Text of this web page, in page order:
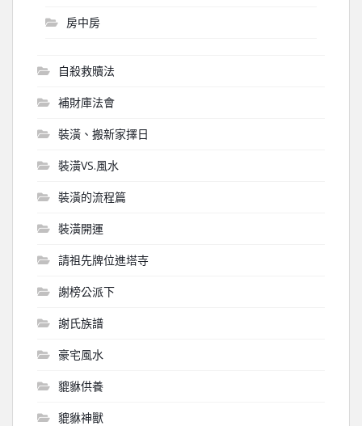
房中房
自殺救贖法
補財庫法會
裝潢、搬新家擇日
裝潢VS.風水
裝潢的流程篇
裝潢開運
請祖先牌位進塔寺
謝榜公派下
謝氏族譜
豪宅風水
貔貅供養
貔貅神獸